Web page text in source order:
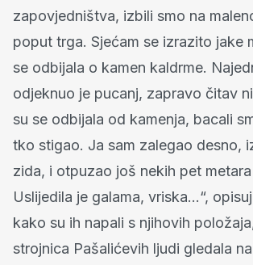
zapovjedništva, izbili smo na
poput trga. Sjećam se izrazito jake
se odbijala o kamen kaldrme.
odjeknuo je pucanj, zapravo čitav
su se odbijala od kamenja, bacali
tko stigao. Ja sam zalegao desno,
zida, i otpuzao još nekih pet
Uslijedila je galama, vriska…“,
kako su ih napali s njihovih
strojnica Pašalićevih ljudi gledala